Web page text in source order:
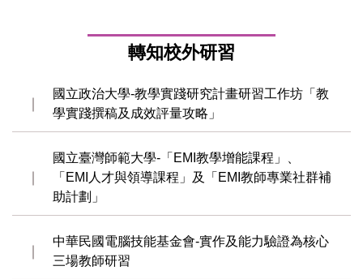
轉知校外研習
國立政治大學-教學實踐研究計畫研習工作坊「教
學實踐撰稿及成效評量攻略」
國立臺灣師範大學-「EMI教學增能課程」、
「EMI人才與領導課程」及「EMI教師專業社群補
助計劃」
中華民國電腦技能基金會-實作及能力驗證為核心
三場教師研習